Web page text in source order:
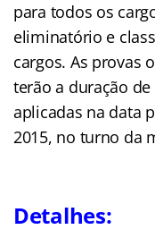
para todos os
eliminatório e
cargos. As provas
terão a duração
aplicadas na data
2015, no turno da
Detalhes: